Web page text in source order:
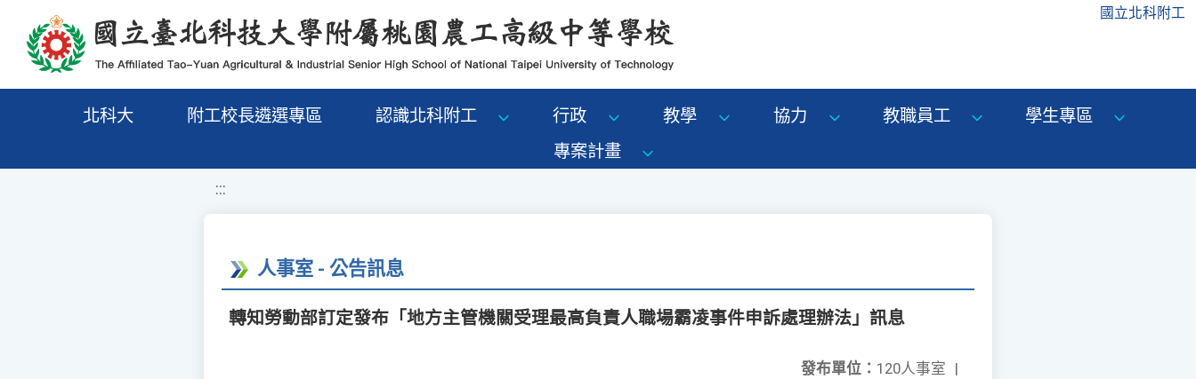
移至網頁之主要內容區位置 國立北科附工
北科大 附工校長遴選專區 認識北科附工 行政 教學 協力 教職員工
學生專區
專案計畫
:::
人事室 - 公告訊息
轉知勞動部訂定發布「地方主管機關受理最高負責人職場霸凌事件申訴處理辦法」訊息
發布單位： 120人事室 |